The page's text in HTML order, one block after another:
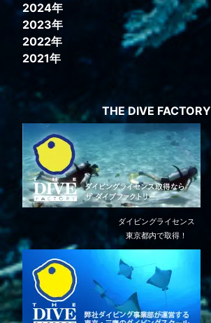
2024年
2023年
2022年
2021年
THE DIVE FACTORY
ダイビングライセンス
東京都内で取得！